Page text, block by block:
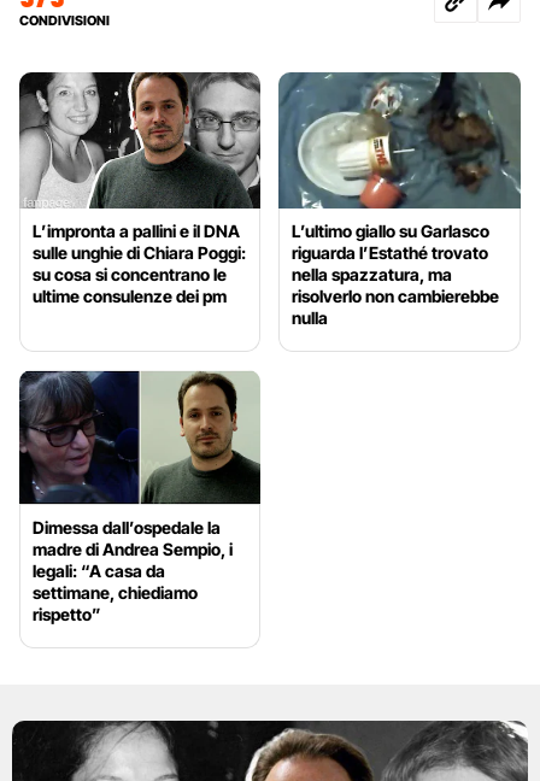
CONDIVISIONI
L’impronta a pallini e il DNA
sulle unghie di Chiara Poggi:
su cosa si concentrano le
ultime consulenze dei pm
L’ultimo giallo su Garlasco
riguarda l’Estathé trovato
nella spazzatura, ma
risolverlo non cambierebbe
nulla
Dimessa dall’ospedale la
madre di Andrea Sempio, i
legali: “A casa da
settimane, chiediamo
rispetto”